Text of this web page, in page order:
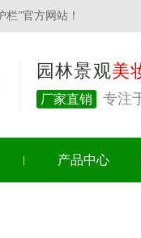
”官方网站！
园林景观美
厂家直销 专注
产品中心